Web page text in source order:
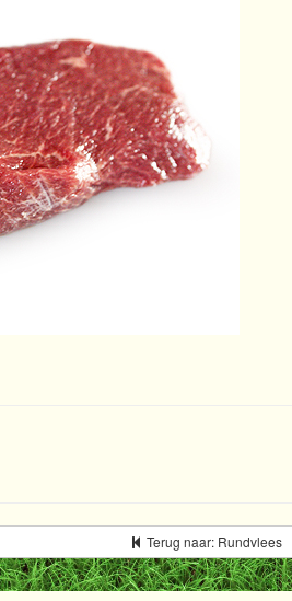
Terug naar: Rundvlees